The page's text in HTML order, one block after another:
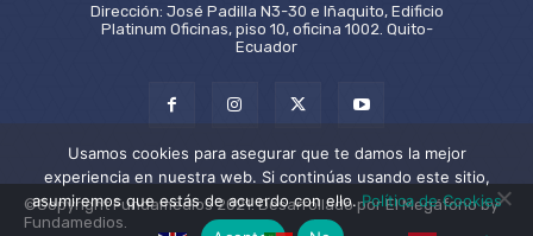
Dirección: José Padilla N3-30 e Iñaquito, Edificio
Platinum Oficinas, piso 10, oficina 1002. Quito-
Ecuador
©Copyright Fundamedios 2021. Desarrollado por El Megáfono by
Fundamedios.
Usamos cookies para asegurar que te damos la mejor
experiencia en nuestra web. Si continúas usando este sitio,
asumiremos que estás de acuerdo con ello.Política de Cookies